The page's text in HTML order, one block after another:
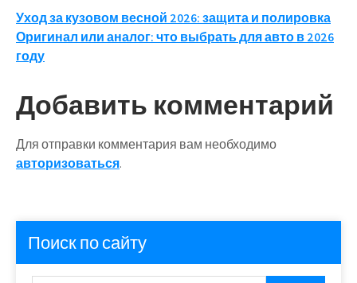
Навигация
по
Уход за кузовом весной 2026: защита и полировка
Оригинал или аналог: что выбрать для авто в 2026
году
Добавить комментарий
Для отправки комментария вам необходимо
авторизоваться.
Поиск по сайту